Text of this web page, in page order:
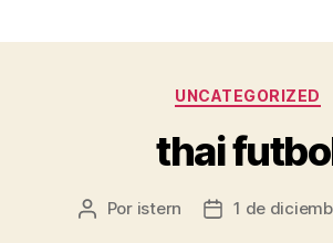
Categorías
UNCATEGORIZED
thai
Autor
Por istern
Fecha
1 de